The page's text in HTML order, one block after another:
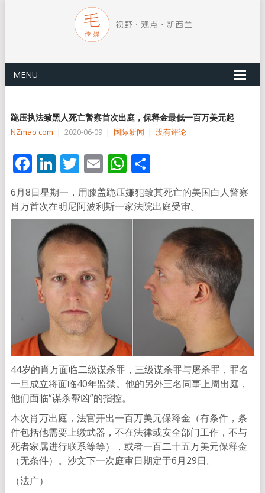
MENU
跪压执法致黑人死亡警察首次出庭，保释金最低一百万美元起
NZmao com | 2020-06-09 | 国际新闻 | 没有评论
Facebook
LinkedIn
Twitter
EmailWhatsApp
分
享
6月8日星期一，用膝盖跪压嫌犯致其死亡的美国白人警察
肖万首次在明尼阿波利斯一家法院出庭受审。
44岁的肖万面临二级谋杀罪，三级谋杀罪与屠杀罪，罪名
一旦成立将面临40年监禁。他的另外三名同事上周出庭，
他们面临“谋杀帮凶”的指控。
本次肖万出庭，法官开出一百万美元保释金（有条件，条
件包括他需要上缴武器，不在法律或安全部门工作，不与
死者家属进行联系等等），或者一百二十五万美元保释金
（无条件）。沙文下一次庭审日期定于6月29日。
（法广）